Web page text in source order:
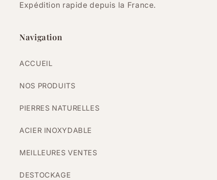
Expédition rapide depuis la France.
Navigation
ACCUEIL
NOS PRODUITS
PIERRES NATURELLES
ACIER INOXYDABLE
MEILLEURES VENTES
DESTOCKAGE